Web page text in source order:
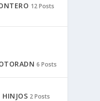
12 Posts
6 Posts
2 Posts